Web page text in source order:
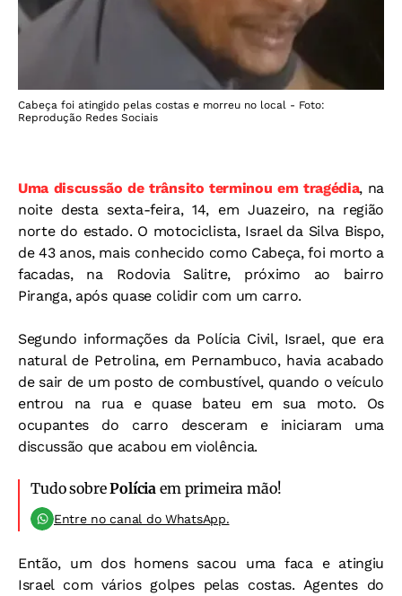
Cabeça foi atingido pelas costas e morreu no local - Foto:
Reprodução Redes Sociais
Uma discussão de trânsito terminou em tragédia, na
noite desta sexta-feira, 14, em Juazeiro, na região
norte do estado. O motociclista, Israel da Silva Bispo,
de 43 anos, mais conhecido como Cabeça, foi morto a
facadas, na Rodovia Salitre, próximo ao bairro
Piranga, após quase colidir com um carro.
Segundo informações da Polícia Civil, Israel, que era
natural de Petrolina, em Pernambuco, havia acabado
de sair de um posto de combustível, quando o veículo
entrou na rua e quase bateu em sua moto. Os
ocupantes do carro desceram e iniciaram uma
discussão que acabou em violência.
Tudo sobrePolícia em primeira mão!
Entre no canal do WhatsApp.
Então, um dos homens sacou uma faca e atingiu
Israel com vários golpes pelas costas. Agentes do